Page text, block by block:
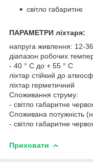
світло габаритне
ПАРАМЕТРИ ліхтаря:
напруга живлення: 12-
діапазон робочих
- 40 ° C до + 55 ° C
ліхтар стійкий до
ліхтар герметичний
Споживання струму:
- світло габаритне
Споживана потужність
- світло габаритне
Приховати